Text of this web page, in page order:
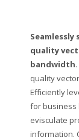
quality
bandwidth.
quality
Efficiently
for business
evisculate
information.